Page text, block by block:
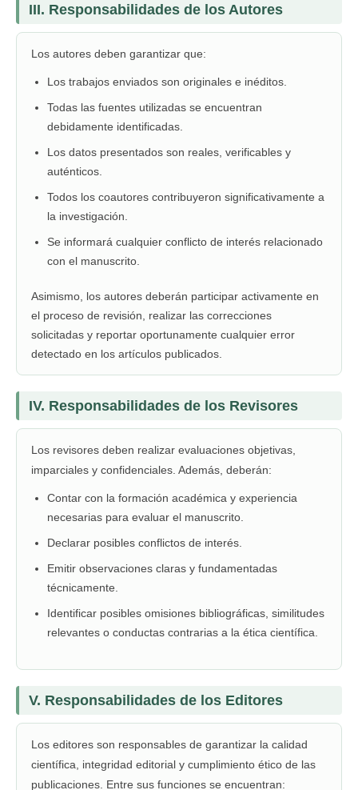
III. Responsabilidades de los Autores
Los autores deben garantizar que:
Los trabajos enviados son originales e inéditos.
Todas las fuentes utilizadas se encuentran
debidamente identificadas.
Los datos presentados son reales, verificables y
auténticos.
Todos los coautores contribuyeron significativamente a
la investigación.
Se informará cualquier conflicto de interés relacionado
con el manuscrito.
Asimismo, los autores deberán participar activamente en
el proceso de revisión, realizar las correcciones
solicitadas y reportar oportunamente cualquier error
detectado en los artículos publicados.
IV. Responsabilidades de los Revisores
Los revisores deben realizar evaluaciones objetivas,
imparciales y confidenciales. Además, deberán:
Contar con la formación académica y experiencia
necesarias para evaluar el manuscrito.
Declarar posibles conflictos de interés.
Emitir observaciones claras y fundamentadas
técnicamente.
Identificar posibles omisiones bibliográficas, similitudes
relevantes o conductas contrarias a la ética científica.
V. Responsabilidades de los Editores
Los editores son responsables de garantizar la calidad
científica, integridad editorial y cumplimiento ético de las
publicaciones. Entre sus funciones se encuentran: